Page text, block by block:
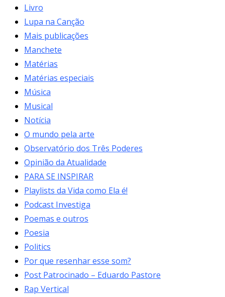
Livro
Lupa na Canção
Mais publicações
Manchete
Matérias
Matérias especiais
Música
Musical
Notícia
O mundo pela arte
Observatório dos Três Poderes
Opinião da Atualidade
PARA SE INSPIRAR
Playlists da Vida como Ela é!
Podcast Investiga
Poemas e outros
Poesia
Politics
Por que resenhar esse som?
Post Patrocinado – Eduardo Pastore
Rap Vertical